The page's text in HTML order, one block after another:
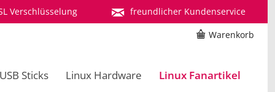
Verschlüsselung
freundlicher Kundenservice
Warenkorb
Sticks Linux Hardware Linux Fanartikel